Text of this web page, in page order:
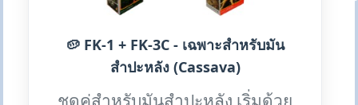
🥔 FK-1 + FK-3C - เฉพาะสำหรับมัน
สำปะหลัง (Cassava)
ชุดคู่สำหรับมันสำปะหลัง เริ่มด้วย